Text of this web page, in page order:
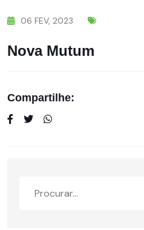
06 FEV, 2023
Nova Mutum
Compartilhe: